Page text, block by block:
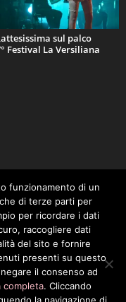
sul palco
Festival La Versiliana
funzionamento di un
di terze parti per
per ricordare i dati
raccogliere dati
del sito e fornire
presenti su questo
il consenso ad
completa. Cliccando